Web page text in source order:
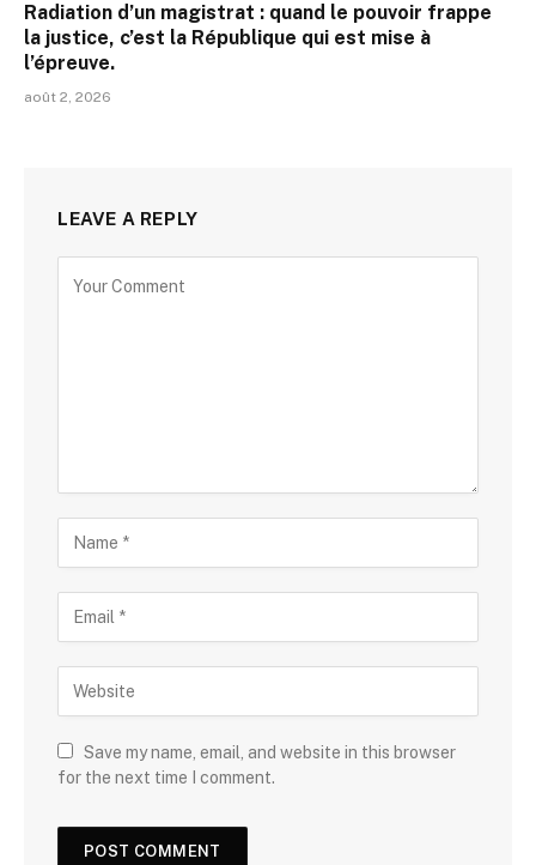
Radiation d’un magistrat : quand le pouvoir frappe
la justice, c’est la République qui est mise à
l’épreuve.
août 2, 2026
LEAVE A REPLY
Save my name, email, and website in this browser
for the next time I comment.